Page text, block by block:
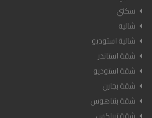
سكني
شاليه
شالية استوديو
شقة استاندر
شقة استوديو
شقة بجارن
شقة بنتاهوس